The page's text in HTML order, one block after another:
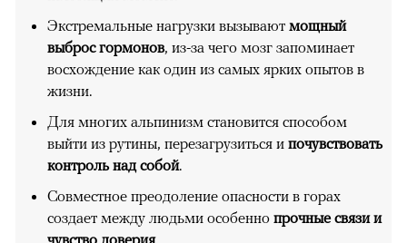
Экстремальные нагрузки вызывают мощный
выброс гормонов, из-за чего мозг запоминает
восхождение как один из самых ярких опытов в
жизни.
Для многих альпинизм становится способом
выйти из рутины, перезагрузиться и почувствовать
контроль над собой.
Совместное преодоление опасности в горах
создает между людьми особенно прочные связи и